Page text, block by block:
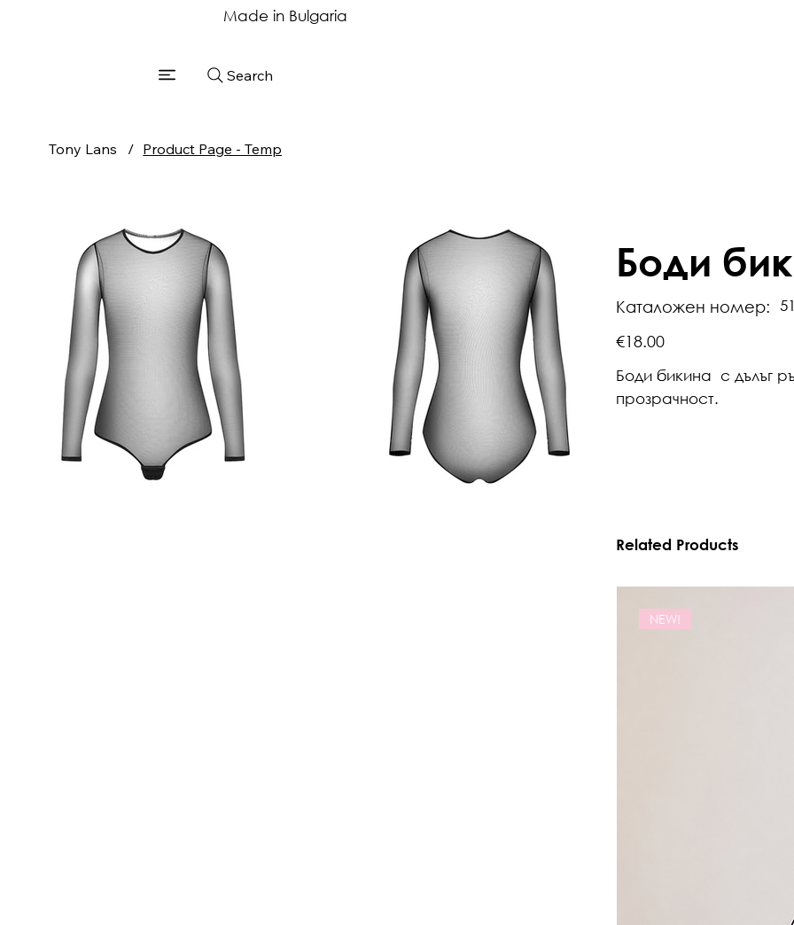
Search
Made in Bulgaria
Tony Lans / Product Page - Temp
Боди
Каталожен номер:
€18.00
Боди бикина с дълъг
прозрачност.
Related Products
NEW!